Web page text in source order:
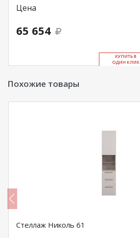
Цена
65 654
КУ­ПИТЬ В
ОДИН КЛИК
Похожие товары
Стеллаж Николь 61